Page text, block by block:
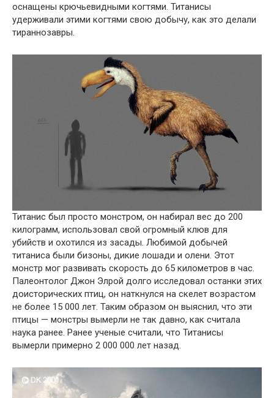
оснащены крючьевидными когтями. Титанисы
удерживали этими когтями свою добычу, как это делали
тираннозавры.
Титанис был просто монстром, он набирал вес до 200
килограмм, использовал свой огромный клюв для
убийств и охотился из засады. Любимой добычей
титаниса были бизоны, дикие лошади и олени. Этот
монстр мог развивать скорость до 65 километров в час.
Палеонтолог Джон Элрой долго исследовал останки этих
доисторических птиц, он наткнулся на скелет возрастом
не более 15 000 лет. Таким образом он выяснил, что эти
птицы — монстры вымерли не так давно, как считала
наука ранее. Ранее ученые считали, что Титанисы
вымерли примерно 2 000 000 лет назад.